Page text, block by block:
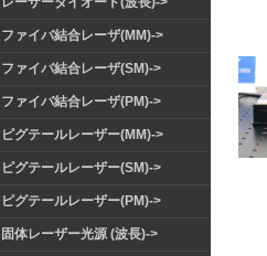
ファイバ結合レーザ(MM)->
ファイバ結合レーザ(SM)->
ファイバ結合レーザ(PM)->
ピグテールレーザー(MM)->
ピグテールレーザー(SM)->
ピグテールレーザー(PM)->
固体レーザー光源 (波長)->